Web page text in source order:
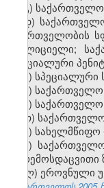
გ)
დ)
მმართველობის
პოლიციელი;
სპეციალური
ე)
ვ)
ზ)
თ)
ი)
კ)
ლ) ეროვნული